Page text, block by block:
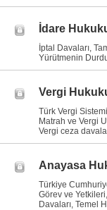
İdare
İptal Davaları,
Yürütmenin
Vergi
Türk Vergi
Matrah ve Vergi
Vergi ceza
Anayasa
Türkiye
Görev ve
Davaları, Temel